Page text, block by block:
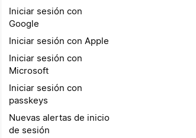
Iniciar sesión con
Google
Iniciar sesión con Apple
Iniciar sesión con
Microsoft
Iniciar sesión con
passkeys
Nuevas alertas de inicio
de sesión